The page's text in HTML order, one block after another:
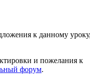
к данному
и пожелания к
форум.